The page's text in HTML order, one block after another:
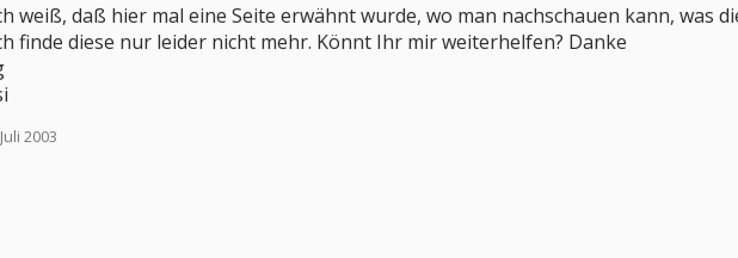
weiß, daß hier mal eine Seite erwähnt wurde, wo man nachschauen kann, was
finde diese nur leider nicht mehr. Könnt Ihr mir weiterhelfen? Danke
2003